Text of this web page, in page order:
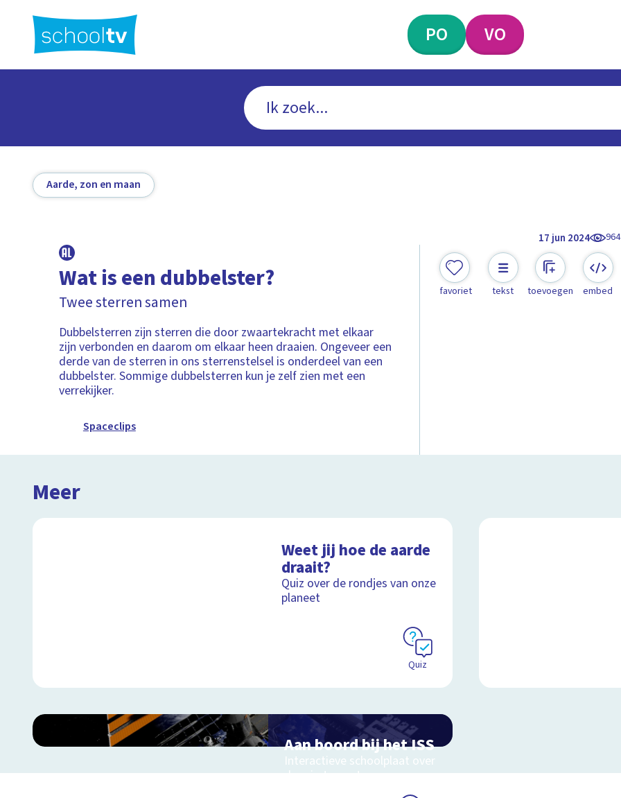
hoofdinhoud
PO VO
Aarde, zon en maan
17 jun 2024 964
Wat is een dubbelster?
Twee sterren samen
Dubbelsterren zijn sterren die door zwaartekracht met elkaar
zijn verbonden en daarom om elkaar heen draaien. Ongeveer een
derde van de sterren in ons sterrenstelsel is onderdeel van een
dubbelster. Sommige dubbelsterren kun je zelf zien met een
verrekijker.
Spaceclips
favoriet tekst toevoegen embed
Meer
Weet jij hoe de aarde
draait?
Quiz over de rondjes van onze
planeet
Quiz
Aan boord bij het ISS
Interactieve schoolplaat over
de ruimtevaart